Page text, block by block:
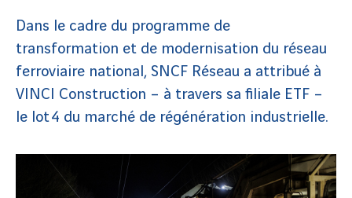
Dans le cadre du programme de
transformation et de modernisation du réseau
ferroviaire national, SNCF Réseau a attribué à
VINCI Construction – à travers sa filiale ETF –
le lot 4 du marché de régénération industrielle.